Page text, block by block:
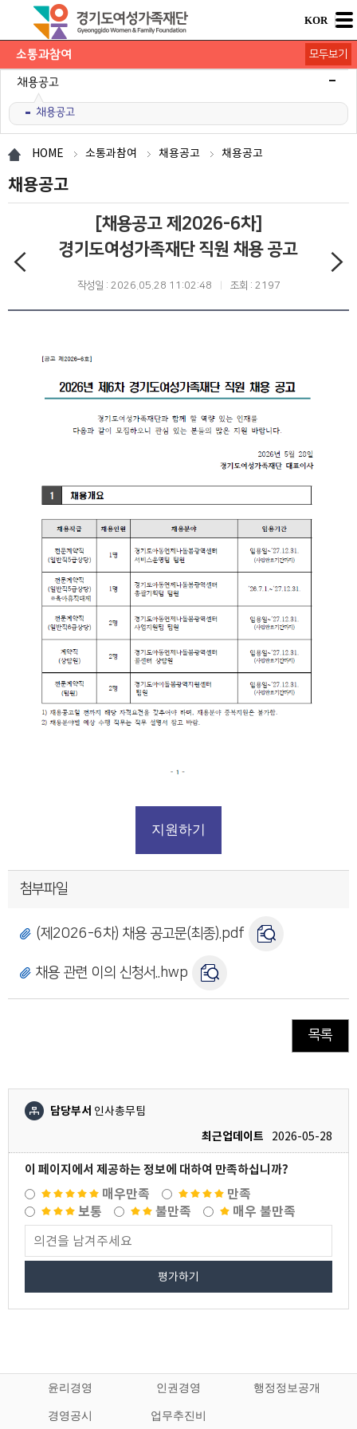
KOR
소통과참여
공지사항
채용공고
채용공고
모집/행사
카드뉴스
언론보도
도민의 의견
재단 간행물
모두보기
HOME 소통과참여 채용공고 채용공고
채용공고
[채용공고 제2026-6차]
경기도여성가족재단 직원 채용 공고
작성일 : 2026.05.28 11:02:48 조회 : 2197
지원하기
첨부파일
(제2026-6차) 채용 공고문(최종).pdf
채용 관련 이의 신청서..hwp
목록
담당부서 인사총무팀
최근업데이트
2026-05-28
이 페이지에서 제공하는 정보에 대하여 만족하십니까?
매우만족
만족
보통
불만족 매우 불만족
평가하기
윤리경영 인권경영 행정정보공개
경영공시 업무추진비